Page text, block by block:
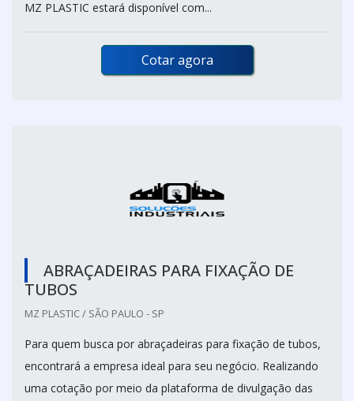
MZ PLASTIC estará disponível com...
Cotar agora
ABRAÇADEIRAS PARA FIXAÇÃO DE
TUBOS
MZ PLASTIC / SÃO PAULO - SP
Para quem busca por abraçadeiras para fixação de tubos,
encontrará a empresa ideal para seu negócio. Realizando
uma cotação por meio da plataforma de divulgação das